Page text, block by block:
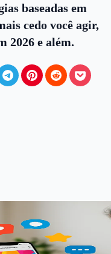
baseadas em
cedo você agir,
2026 e além.